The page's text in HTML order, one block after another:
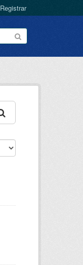
Registrar